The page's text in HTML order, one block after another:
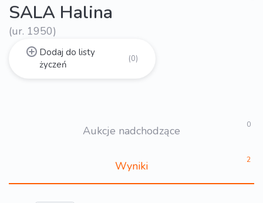
SALA Halina
(ur. 1950)
Dodaj do listy
życzeń
(0)
Aukcje nadchodzące 0
Wyniki 2